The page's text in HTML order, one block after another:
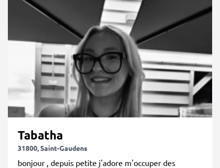
Tabatha
31800, Saint-Gaudens
bonjour , depuis petite j'adore m'occuper des